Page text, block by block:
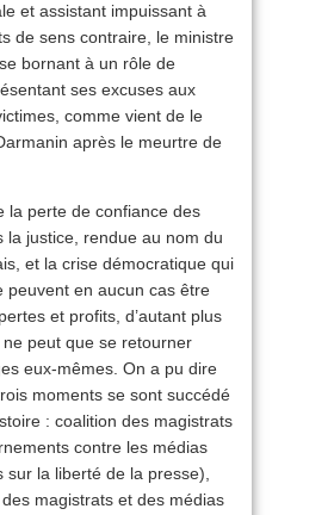
et assistant impuissant à
de sens contraire, le ministre
bornant à un rôle de
ses excuses aux
comme vient de le
après le meurtre de
la perte de confiance des
la justice, rendue au nom du
et la crise démocratique qui
peuvent en aucun cas être
et profits, d’autant plus
ne peut que se retourner
eux-mêmes. On a pu dire
moments se sont succédé
: coalition des magistrats
contre les médias
sur la liberté de la presse),
magistrats et des médias